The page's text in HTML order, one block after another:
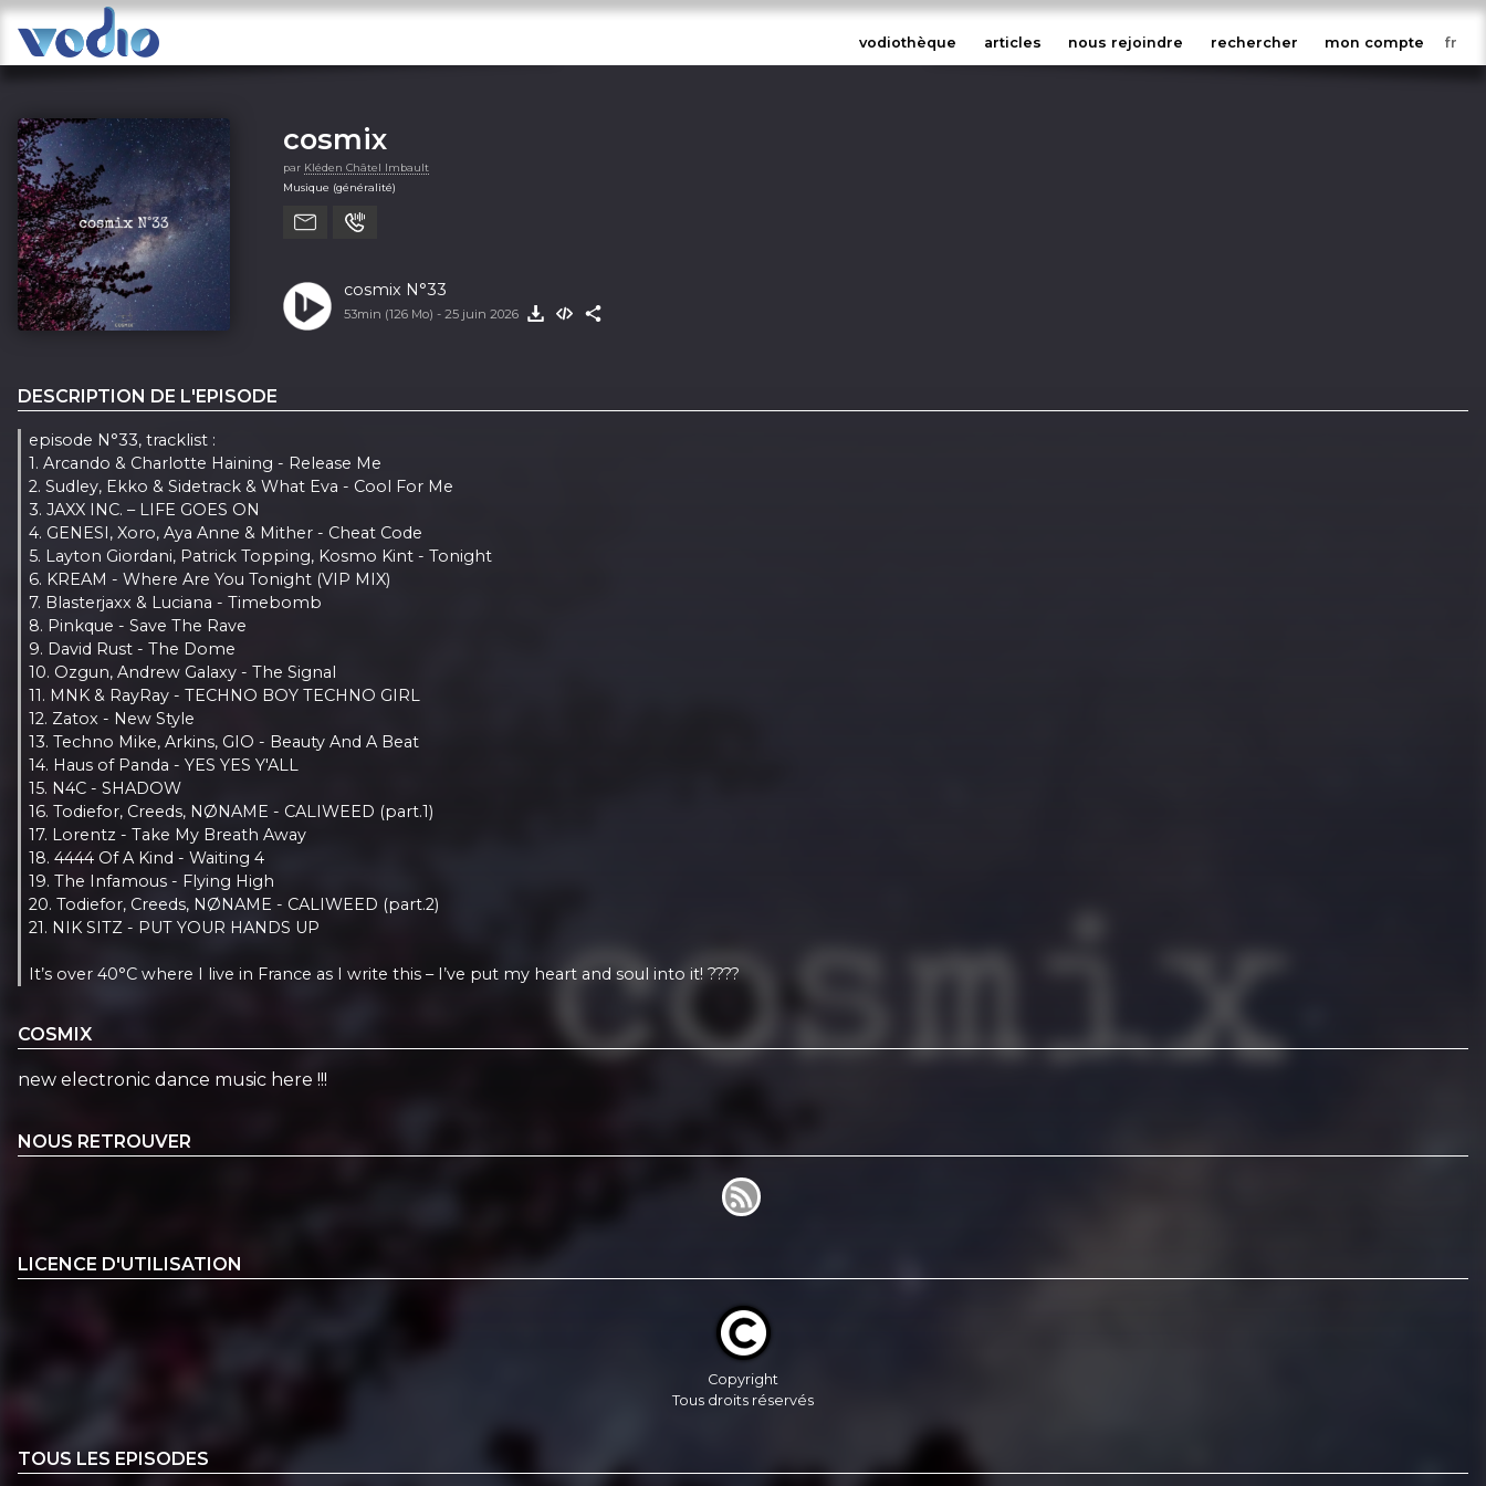
vodiothèque articles nous rejoindre rechercher mon compte
cosmix
par Kléden Châtel Imbault
Musique (généralité)
cosmix N°33
53min (126 Mo) - 25 juin 2026
DESCRIPTION DE L'EPISODE
episode N°33, tracklist :
1. Arcando & Charlotte Haining - Release Me
2. Sudley, Ekko & Sidetrack & What Eva - Cool For Me
3. JAXX INC. – LIFE GOES ON
4. GENESI, Xoro, Aya Anne & Mither - Cheat Code
5. Layton Giordani, Patrick Topping, Kosmo Kint - Tonight
6. KREAM - Where Are You Tonight (VIP MIX)
7. Blasterjaxx & Luciana - Timebomb
8. Pinkque - Save The Rave
9. David Rust - The Dome
10. Ozgun, Andrew Galaxy - The Signal
11. MNK & RayRay - TECHNO BOY TECHNO GIRL
12. Zatox - New Style
13. Techno Mike, Arkins, GIO - Beauty And A Beat
14. Haus of Panda - YES YES Y'ALL
15. N4C - SHADOW
16. Todiefor, Creeds, NØNAME - CALIWEED (part.1)
17. Lorentz - Take My Breath Away
18. 4444 Of A Kind - Waiting 4
19. The Infamous - Flying High
20. Todiefor, Creeds, NØNAME - CALIWEED (part.2)
21. NIK SITZ - PUT YOUR HANDS UP
It’s over 40°C where I live in France as I write this – I’ve put my heart and soul into it! ????
COSMIX
new electronic dance music here !!!
NOUS RETROUVER
LICENCE D'UTILISATION
Copyright
Tous droits réservés
TOUS LES EPISODES